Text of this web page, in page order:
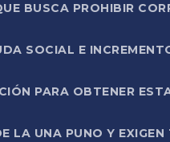
BUSCA PROHIBIR
SOCIAL E
PARA OBTENER
UNA PUNO Y EXIGEN